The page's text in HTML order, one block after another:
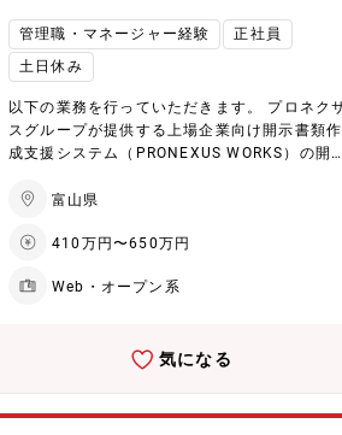
管理職・マネージャー経験
正社員
土日休み
以下の業務を行っていただきます。 プロネクサ
スグループが提供する上場企業向け開示書類作
成支援システム（PRONEXUS WORKS）の開発
富山県
410万円〜650万円
Web・オープン系
気になる